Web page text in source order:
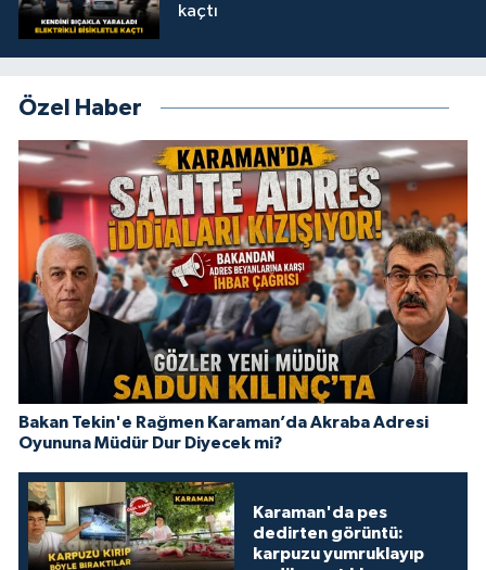
kaçtı
Özel Haber
Bakan Tekin'e Rağmen Karaman’da Akraba Adresi
Oyununa Müdür Dur Diyecek mi?
Karaman'da pes
dedirten görüntü:
karpuzu yumruklayıp